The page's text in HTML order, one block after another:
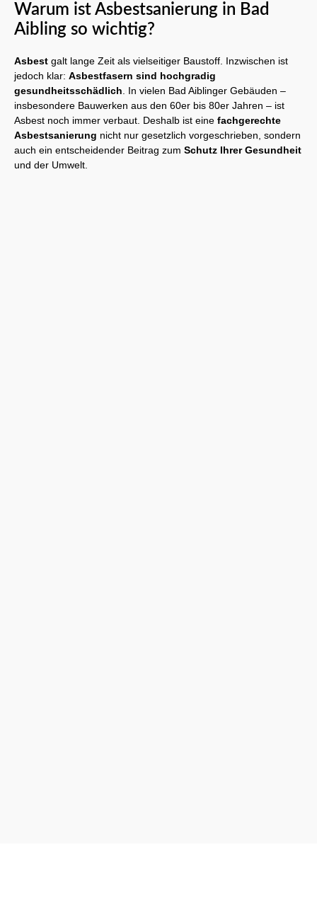
Warum ist Asbestsanierung in Bad
Aibling so wichtig?
Asbest galt lange Zeit als vielseitiger Baustoff. Inzwischen ist
jedoch klar: Asbestfasern sind hochgradig
gesundheitsschädlich . In vielen Bad Aiblinger Gebäuden –
insbesondere Bauwerken aus den 60er bis 80er Jahren – ist
Asbest noch immer verbaut. Deshalb ist eine fachgerechte
Asbestsanierung nicht nur gesetzlich vorgeschrieben, sondern
auch ein entscheidender Beitrag zum Schutz Ihrer Gesundheit
und der Umwelt.